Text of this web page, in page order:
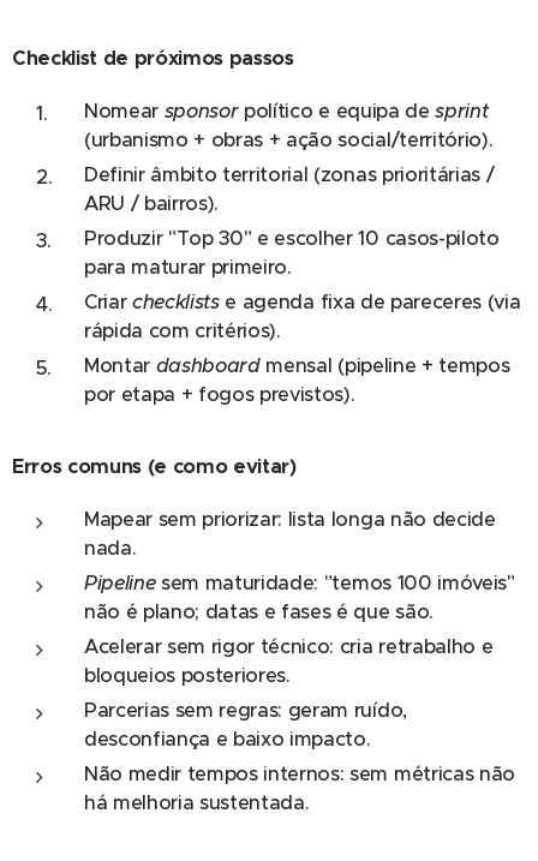
Checklist de próximos passos
Nomear sponsorpolítico e equipa desprint
(urbanismo + obras + ação social/território).
Definir âmbito territorial (zonas prioritárias /
ARU / bairros).
Produzir "Top 30" e escolher 10 casos-piloto
para maturar primeiro.
Criarchecklistse agenda fixa de pareceres (via
rápida com critérios).
Montar dashboardmensal (pipeline + tempos
por etapa + fogos previstos).
Erros comuns (e como evitar)
Mapear sem priorizar: lista longa não decide
nada.
Pipelinesem maturidade: "temos 100 imóveis"
não é plano; datas e fases é que são.
Acelerar sem rigor técnico: cria retrabalho e
bloqueios posteriores.
Parcerias sem regras: geram ruído,
desconfiança e baixo impacto.
Não medir tempos internos: sem métricas não
há melhoria sustentada.